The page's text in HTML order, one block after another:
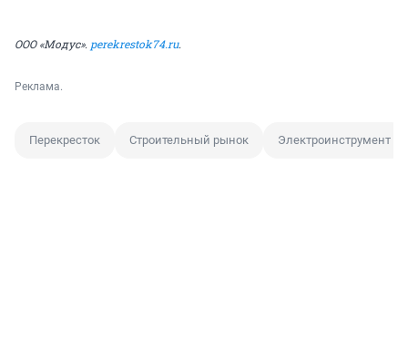
ООО «Модус». perekrestok74.ru.
Реклама.
Перекресток Строительный рынок Электроинструмент